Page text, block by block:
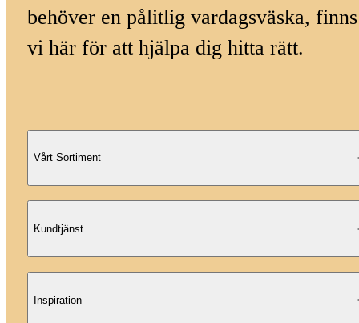
behöver en pålitlig vardagsväska, finns
vi här för att hjälpa dig hitta rätt.
Vårt Sortiment
Kundtjänst
Inspiration